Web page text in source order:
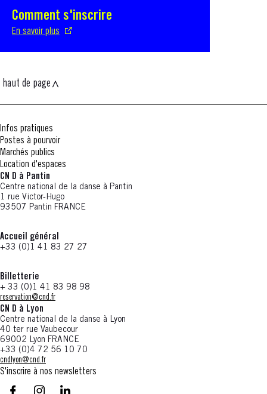
Comment s'inscrire
En savoir plus
S'ouvre dans une nouvelle fenêtre
haut de page
Infos pratiques
Postes à pourvoir
Marchés publics
Location d'espaces
CN D à Pantin
Centre national de la danse à Pantin
1 rue Victor-Hugo
93507 Pantin FRANCE
Accueil général
+33 (0)1 41 83 27 27
Billetterie
+ 33 (0)1 41 83 98 98
reservation@cnd.fr
CN D à Lyon
Centre national de la danse à Lyon
40 ter rue Vaubecour
69002 Lyon FRANCE
+33 (0)4 72 56 10 70
cndlyon@cnd.fr
S'inscrire à nos newsletters